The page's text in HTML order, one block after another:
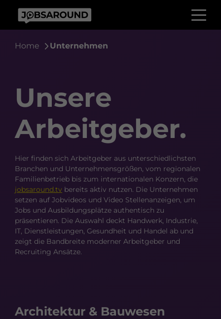
Home Unternehmen
Unsere
Arbeitgeber.
Hier finden sich Arbeitgeber aus unterschiedlichsten
Branchen und Unternehmensgrößen, vom regionalen
Familienbetrieb bis zum internationalen Konzern, die
jobsaround.tv bereits aktiv nutzen. Die Unternehmen
setzen auf Jobvideos und Video Stellenanzeigen, um
Jobs und Ausbildungsplätze authentisch zu
präsentieren. Die Auswahl deckt Handwerk, Industrie,
IT, Dienstleistungen, Gesundheit und Handel ab und
zeigt die Bandbreite moderner Arbeitgeber und
Recruiting Ansätze.
Architektur & Bauwesen